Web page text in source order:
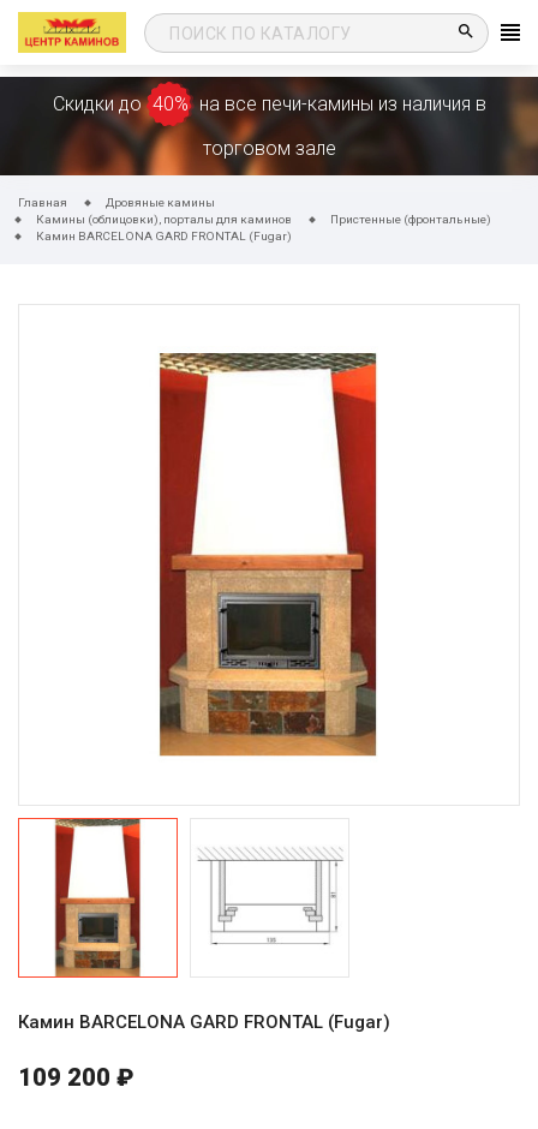
search
Скидки до 40% на все печи-камины из наличия в
торговом зале
Главная
Дровяные камины
Камины (облицовки), порталы для каминов
Пристенные (фронтальные)
Камин BARCELONA GARD FRONTAL (Fugar)
Камин BARCELONA GARD FRONTAL (Fugar)
109 200 ₽